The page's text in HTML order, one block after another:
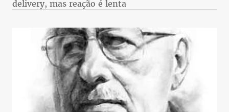
delivery, mas reação é lenta